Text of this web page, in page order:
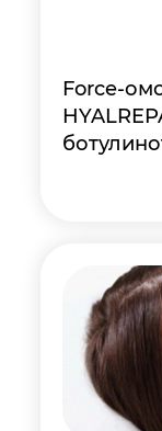
Force-